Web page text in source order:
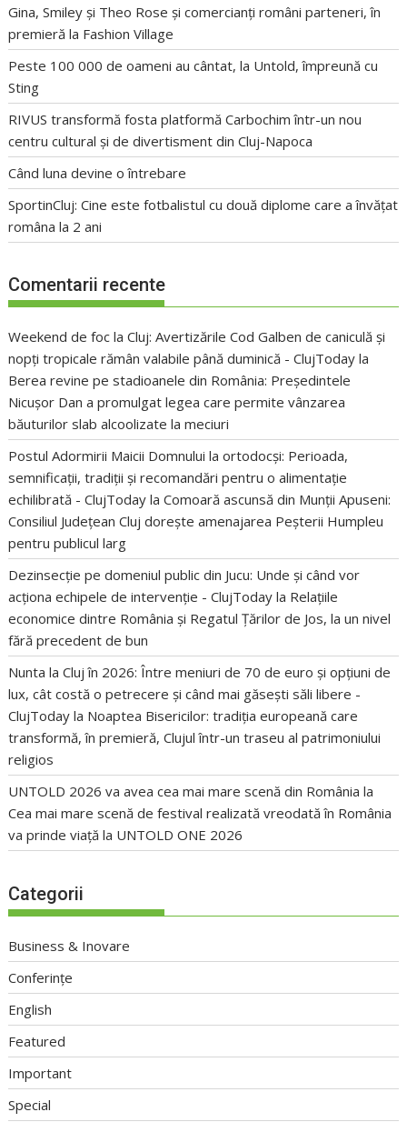
Gina, Smiley și Theo Rose și comercianți români parteneri, în
premieră la Fashion Village
Peste 100 000 de oameni au cântat, la Untold, împreună cu
Sting
RIVUS transformă fosta platformă Carbochim într-un nou
centru cultural și de divertisment din Cluj-Napoca
Când luna devine o întrebare
SportinCluj: Cine este fotbalistul cu două diplome care a învățat
româna la 2 ani
Comentarii recente
Weekend de foc la Cluj: Avertizările Cod Galben de caniculă și
nopți tropicale rămân valabile până duminică - ClujToday la
Berea revine pe stadioanele din România: Președintele
Nicușor Dan a promulgat legea care permite vânzarea
băuturilor slab alcoolizate la meciuri
Postul Adormirii Maicii Domnului la ortodocși: Perioada,
semnificații, tradiții și recomandări pentru o alimentație
echilibrată - ClujToday laComoară ascunsă din Munții Apuseni:
Consiliul Județean Cluj dorește amenajarea Peșterii Humpleu
pentru publicul larg
Dezinsecție pe domeniul public din Jucu: Unde și când vor
acționa echipele de intervenție - ClujToday la Relațiile
economice dintre România și Regatul Țărilor de Jos, la un nivel
fără precedent de bun
Nunta la Cluj în 2026: Între meniuri de 70 de euro și opțiuni de
lux, cât costă o petrecere și când mai găsești săli libere -
ClujToday la Noaptea Bisericilor: tradiția europeană care
transformă, în premieră, Clujul într-un traseu al patrimoniului
religios
UNTOLD 2026 va avea cea mai mare scenă din România la
Cea mai mare scenă de festival realizată vreodată în România
va prinde viață la UNTOLD ONE 2026
Categorii
Business & Inovare
Conferințe
English
Featured
Important
Special